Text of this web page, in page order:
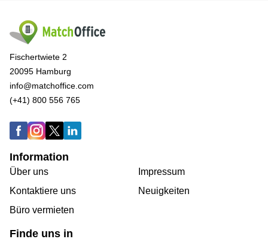
Fischertwiete 2
20095 Hamburg
info@matchoffice.com
(+41) 800 556 765
Information
Über uns
Kontaktiere uns
Büro vermieten
Impressum
Neuigkeiten
Finde uns in